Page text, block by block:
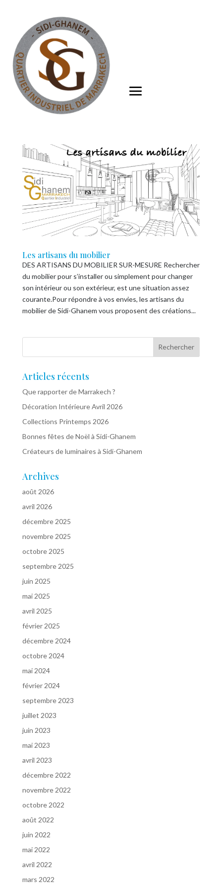
Les artisans du mobilier
DES ARTISANS DU MOBILIER SUR-MESURE Rechercher
du mobilier pour s’installer ou simplement pour changer
son intérieur ou son extérieur, est une situation assez
courante.Pour répondre à vos envies, les artisans du
mobilier de Sidi-Ghanem vous proposent des créations...
Articles récents
Que rapporter de Marrakech ?
Décoration Intérieure Avril 2026
Collections Printemps 2026
Bonnes fêtes de Noël à Sidi-Ghanem
Créateurs de luminaires à Sidi-Ghanem
Archives
août 2026
avril 2026
décembre 2025
novembre 2025
octobre 2025
septembre 2025
juin 2025
mai 2025
avril 2025
février 2025
décembre 2024
octobre 2024
mai 2024
février 2024
septembre 2023
juillet 2023
juin 2023
mai 2023
avril 2023
décembre 2022
novembre 2022
octobre 2022
août 2022
juin 2022
mai 2022
avril 2022
mars 2022